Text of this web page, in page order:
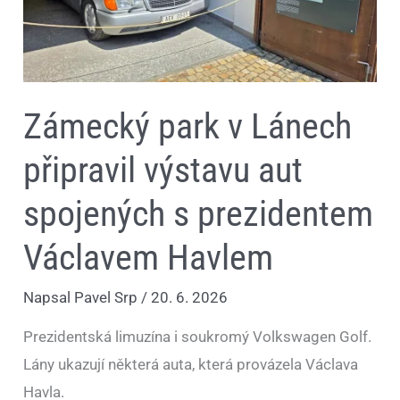
Zámecký park v Lánech
připravil výstavu aut
spojených s prezidentem
Václavem Havlem
Napsal Pavel Srp/20. 6. 2026
Prezidentská limuzína i soukromý Volkswagen Golf.
Lány ukazují některá auta, která provázela Václava
Havla.
s
prezidentem
Václavem
Havlem